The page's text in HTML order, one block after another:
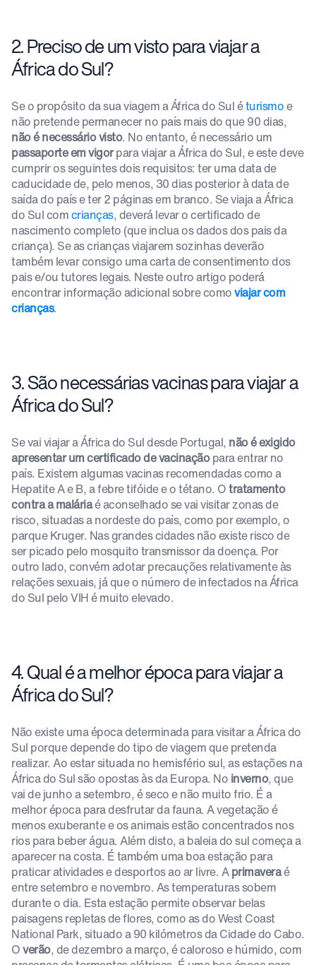
2. Preciso de um visto para viajar a
África do Sul?
Se o propósito da sua viagem a África do Sul éturismoe
não pretende permanecer no país mais do que 90 dias,
não é necessário visto. No entanto, é necessário um
passaporte em vigorpara viajar a África do Sul, e este deve
cumprir os seguintes dois requisitos: ter uma data de
caducidade de, pelo menos, 30 dias posterior à data de
saída do país e ter 2 páginas em branco. Se viaja a África
do Sul comcrianças, deverá levar o certificado de
nascimento completo (que inclua os dados dos pais da
criança). Se as crianças viajarem sozinhas deverão
também levar consigo uma carta de consentimento dos
pais e/ou tutores legais. Neste outro artigo poderá
encontrar informação adicional sobre comoviajar com
crianças.
3. São necessárias vacinas para viajar a
África do Sul?
Se vai viajar a África do Sul desde Portugal, não é exigido
apresentar um certificado de vacinaçãopara entrar no
país. Existem algumas vacinas recomendadas como a
Hepatite A e B, a febre tifóide e o tétano. Otratamento
contra a maláriaé aconselhado se vai visitar zonas de
risco, situadas a nordeste do país, como por exemplo, o
parque Kruger. Nas grandes cidades não existe risco de
ser picado pelo mosquito transmissor da doença. Por
outro lado, convém adotar precauções relativamente às
relações sexuais, já que o número de infectados na África
do Sul pelo VIH é muito elevado.
4. Qual é a melhor época para viajar a
África do Sul?
Não existe uma época determinada para visitar a África do
Sul porque depende do tipo de viagem que pretenda
realizar. Ao estar situada no hemisfério sul, as estações na
África do Sul são opostas às da Europa. No inverno, que
vai de junho a setembro, é seco e não muito frio. É a
melhor época para desfrutar da fauna. A vegetação é
menos exuberante e os animais estão concentrados nos
rios para beber água. Além disto, a baleia do sul começa a
aparecer na costa. É também uma boa estação para
praticar atividades e desportos ao ar livre. Aprimaveraé
entre setembro e novembro. As temperaturas sobem
durante o dia. Esta estação permite observar belas
paisagens repletas de flores, como as do West Coast
National Park, situado a 90 kilómetros da Cidade do Cabo.
Overão, de dezembro a março, é caloroso e húmido, com